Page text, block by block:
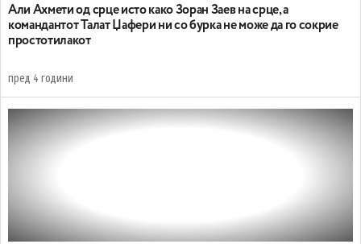
Али Ахмети од срце исто како Зоран Заев на срце, а
командантот Талат Џафери ни со бурка не може да го сокрие
простотилакот
пред 4 години